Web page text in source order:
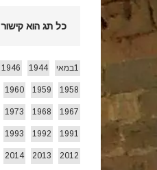
כל תג הוא קישור
1במאי 1944
1946
1958
1959
1960
1967
1968
1973
1991
1992
1993
2012
2013
2014